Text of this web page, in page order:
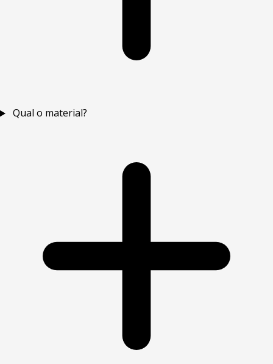
Qual o material?